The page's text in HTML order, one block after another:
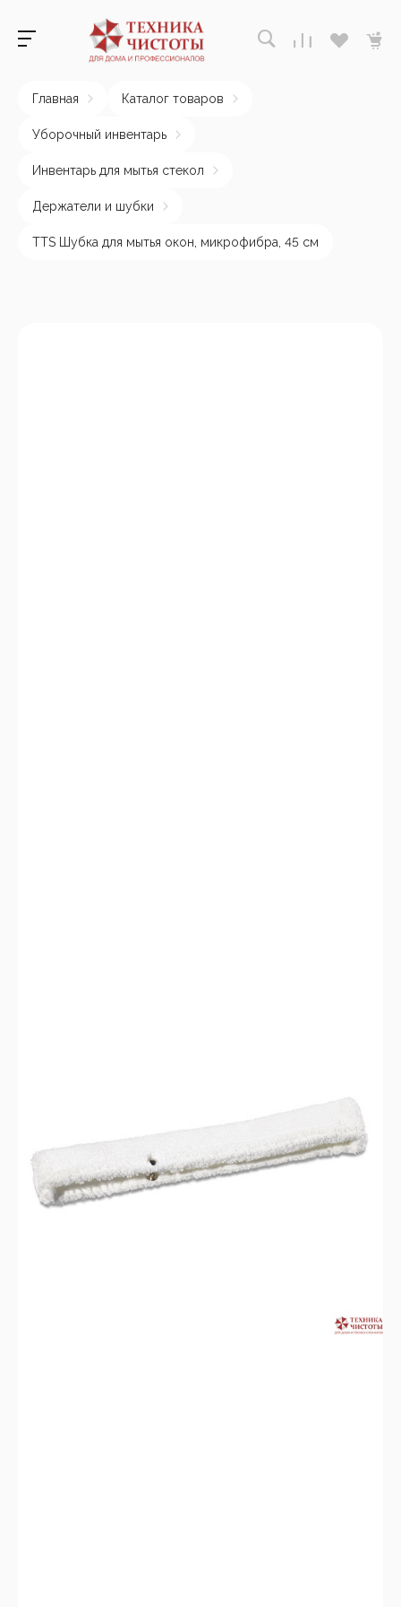
Главная Каталог товаров
Уборочный инвентарь
Инвентарь для мытья стекол
Держатели и шубки
TTS Шубка для мытья окон, микрофибра, 45 см